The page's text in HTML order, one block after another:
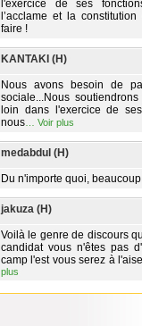
l'exercice de ses
l’acclame et la
faire !
KANTAKI (H)
Nous avons besoin de
sociale...Nous
loin dans l'exercice de
nous
Voir plus
medabdul (H)
Du n'importe quoi,
jakuza (H)
Voilà le genre de discours
candidat vous n'êtes pas
camp l'est vous serez à
plus